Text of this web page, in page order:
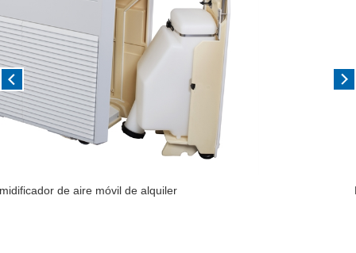
Humidificador de aire ultrasónico